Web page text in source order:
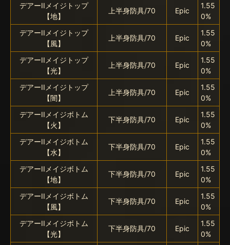
デアーIIメイジトップ
【地】
上半身防具/70 Epic
1.55
0%
デアーIIメイジトップ
【風】
上半身防具/70 Epic
1.55
0%
デアーIIメイジトップ
【光】
上半身防具/70 Epic
1.55
0%
デアーIIメイジトップ
【闇】
上半身防具/70 Epic
1.55
0%
デアーIIメイジボトム
【火】
下半身防具/70 Epic
1.55
0%
デアーIIメイジボトム
【水】
下半身防具/70 Epic
1.55
0%
デアーIIメイジボトム
【地】
下半身防具/70 Epic
1.55
0%
デアーIIメイジボトム
【風】
下半身防具/70 Epic
1.55
0%
デアーIIメイジボトム
【光】
下半身防具/70 Epic
1.55
0%